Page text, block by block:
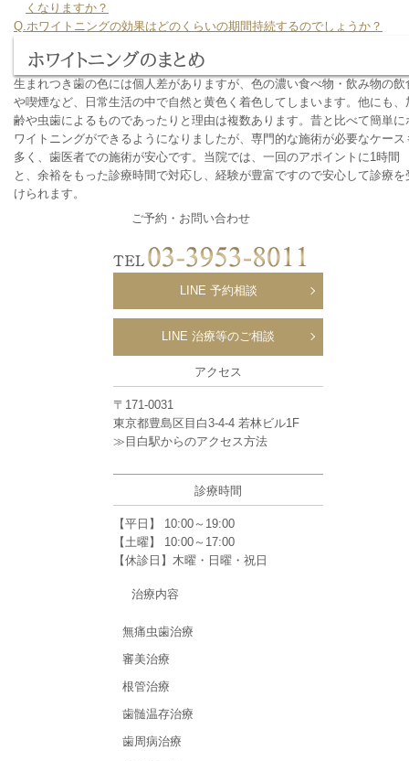
くなりますか？
Q.ホワイトニングの効果はどのくらいの期間持続するのでしょうか？
ホワイトニングのまとめ
生まれつき歯の色には個人差がありますが、色の濃い食べ物・飲み物の飲
や喫煙など、日常生活の中で自然と黄色く着色してしまいます。他にも、
齢や虫歯によるものであったりと理由は複数あります。昔と比べて簡単に
ワイトニングができるようになりましたが、専門的な施術が必要なケース
多く、歯医者での施術が安心です。当院では、一回のアポイントに1時間
と、余裕をもった診療時間で対応し、経験が豊富ですので安心して診療を
けられます。
ご予約・お問い合わせ
LINE 予約相談
LINE 治療等のご相談
アクセス
〒171-0031
東京都豊島区目白3-4-4 若林ビル1F
≫ 目白駅からのアクセス方法
診療時間
【平日】 10:00～19:00
【土曜】 10:00～17:00
【休診日】木曜・日曜・祝日
治療内容
無痛虫歯治療
審美治療
根管治療
歯髄温存治療
歯周病治療